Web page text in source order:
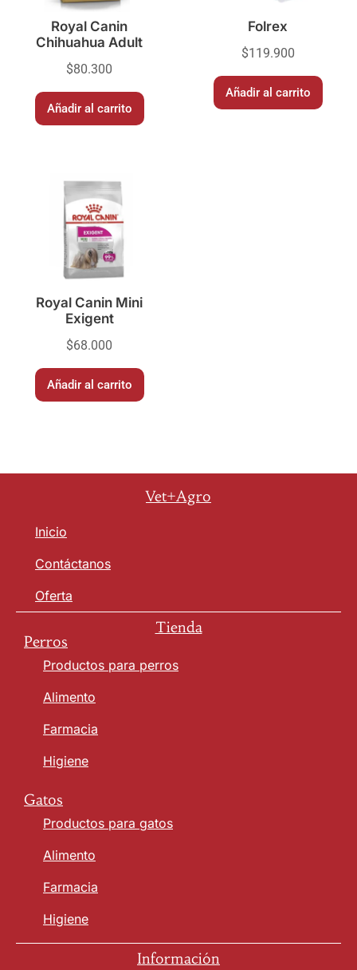
Royal Canin
Chihuahua Adult
$80.300
Añadir al carrito
Folrex
$119.900
Añadir al carrito
Royal Canin Mini
Exigent
$68.000
Añadir al carrito
Vet+Agro
Inicio
Contáctanos
Oferta
Tienda
Perros
Productos para perros
Alimento
Farmacia
Higiene
Gatos
Productos para gatos
Alimento
Farmacia
Higiene
Información